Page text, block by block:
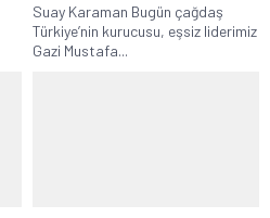
Suay Karaman Bugün çağdaş
Türkiye’nin kurucusu, eşsiz liderimiz
Gazi Mustafa...